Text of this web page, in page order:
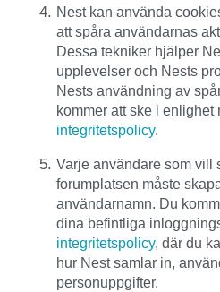
Nest kan använda
att spåra användarnas
Dessa tekniker hjälper
upplevelser och Nests
Nests användning av
kommer att ske i enlighet
integritetspolicy.
Varje användare som vill
forumplatsen måste
användarnamn. Du
dina befintliga
integritetspolicy, där du
hur Nest samlar in,
personuppgifter.